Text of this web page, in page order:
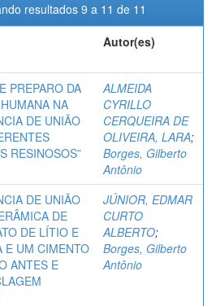
resultados 9 a 11 de 11
Autor(es)
PREPARO DA
NA
DE UNIÃO
RESINOSOS”
ALMEIDA
CYRILLO
CERQUEIRA DE
OLIVEIRA, LARA;
Borges, Gilberto
Antônio
DE UNIÃO
DE
DE LÍTIO E
E UM CIMENTO
ANTES E
JÚNIOR, EDMAR
CURTO
ALBERTO;
Borges, Gilberto
Antônio